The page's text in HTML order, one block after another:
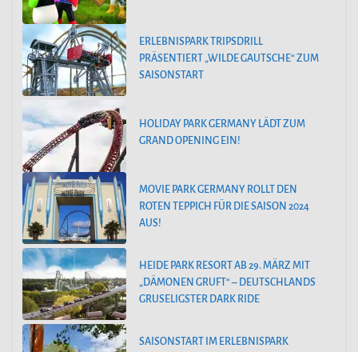
ERLEBNISPARK TRIPSDRILL
PRÄSENTIERT „WILDE GAUTSCHE“ ZUM
SAISONSTART
HOLIDAY PARK GERMANY LÄDT ZUM
GRAND OPENING EIN!
MOVIE PARK GERMANY ROLLT DEN
ROTEN TEPPICH FÜR DIE SAISON 2024
AUS!
HEIDE PARK RESORT AB 29. MÄRZ MIT
„DÄMONEN GRUFT“ – DEUTSCHLANDS
GRUSELIGSTER DARK RIDE
SAISONSTART IM ERLEBNISPARK